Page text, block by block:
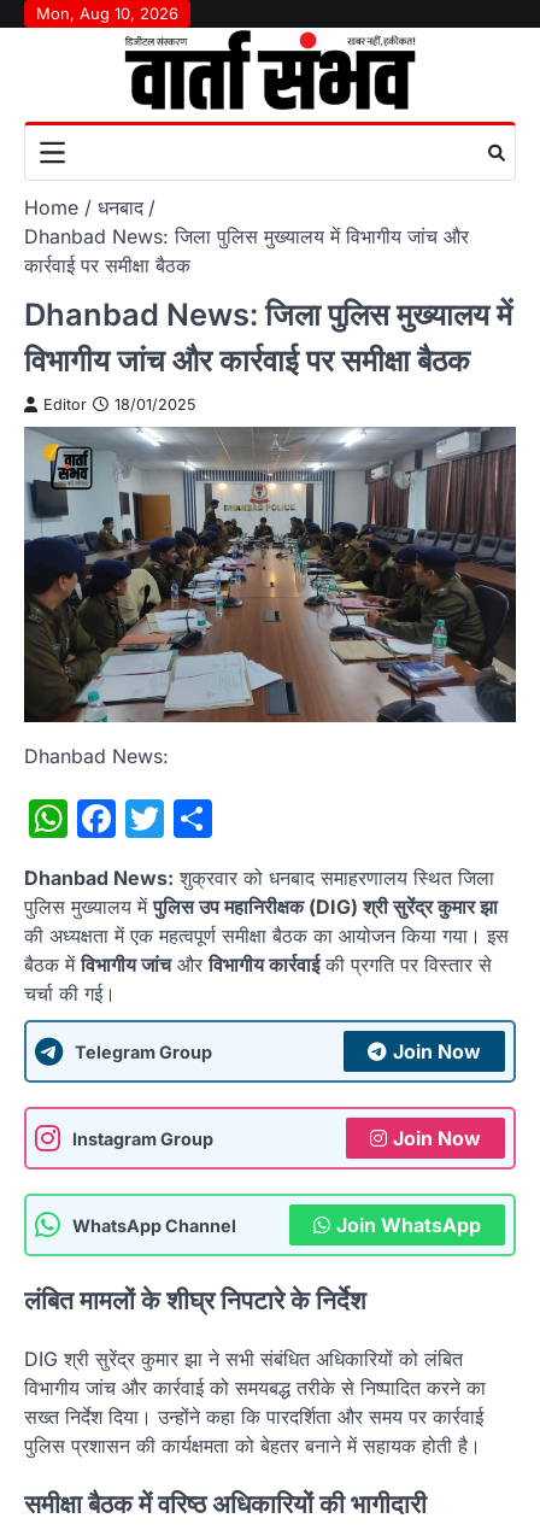
SkipMon, Aug 10, 2026
Home
धनबाद
Dhanbad News: जिला पुलिस मुख्यालय में विभागीय जांच और
कार्रवाई पर समीक्षा बैठक
Dhanbad News: जिला पुलिस मुख्यालय में
विभागीय जांच और कार्रवाई पर समीक्षा बैठक
Editor 18/01/2025
Dhanbad News:
WhatsApp
Facebook
Twitter
Dhanbad News: शुक्रवार को धनबाद समाहरणालय स्थित जिला
पुलिस मुख्यालय मेंपुलिस उप महानिरीक्षक (DIG) श्री सुरेंद्र कुमार झा
की अध्यक्षता में एक महत्वपूर्ण समीक्षा बैठक का आयोजन किया गया। इस
बैठक मेंविभागीय जांचऔरविभागीय कार्रवाईकी प्रगति पर विस्तार से
चर्चा की गई।
Telegram Group Join Now
Instagram Group Join Now
WhatsApp Channel Join WhatsApp
लंबित मामलों के शीघ्र निपटारे के निर्देश
DIG श्री सुरेंद्र कुमार झा ने सभी संबंधित अधिकारियों को लंबित
विभागीय जांच और कार्रवाई को समयबद्ध तरीके से निष्पादित करने का
सख्त निर्देश दिया। उन्होंने कहा कि पारदर्शिता और समय पर कार्रवाई
पुलिस प्रशासन की कार्यक्षमता को बेहतर बनाने में सहायक होती है।
समीक्षा बैठक में वरिष्ठ अधिकारियों की भागीदारी